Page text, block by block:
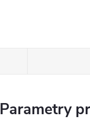
Parametry